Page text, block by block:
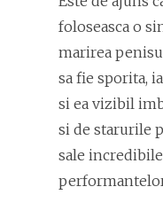
foloseasca o
marirea
sa fie sporita,
si ea vizibil
si de starurile
sale